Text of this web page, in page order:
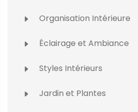
Organisation Intérieure
Éclairage et Ambiance
Styles Intérieurs
Jardin et Plantes